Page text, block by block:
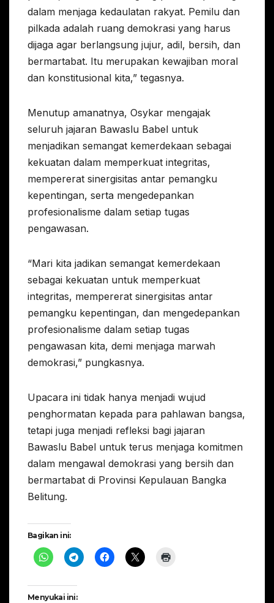
dalam menjaga kedaulatan rakyat. Pemilu dan
pilkada adalah ruang demokrasi yang harus
dijaga agar berlangsung jujur, adil, bersih, dan
bermartabat. Itu merupakan kewajiban moral
dan konstitusional kita,” tegasnya.
Menutup amanatnya, Osykar mengajak
seluruh jajaran Bawaslu Babel untuk
menjadikan semangat kemerdekaan sebagai
kekuatan dalam memperkuat integritas,
mempererat sinergisitas antar pemangku
kepentingan, serta mengedepankan
profesionalisme dalam setiap tugas
pengawasan.
“Mari kita jadikan semangat kemerdekaan
sebagai kekuatan untuk memperkuat
integritas, mempererat sinergisitas antar
pemangku kepentingan, dan mengedepankan
profesionalisme dalam setiap tugas
pengawasan kita, demi menjaga marwah
demokrasi,” pungkasnya.
Upacara ini tidak hanya menjadi wujud
penghormatan kepada para pahlawan bangsa,
tetapi juga menjadi refleksi bagi jajaran
Bawaslu Babel untuk terus menjaga komitmen
dalam mengawal demokrasi yang bersih dan
bermartabat di Provinsi Kepulauan Bangka
Belitung.
Bagikan ini:
Menyukai ini: